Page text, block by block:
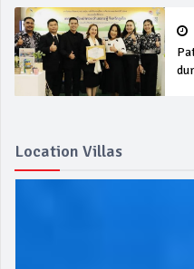
Location Villas